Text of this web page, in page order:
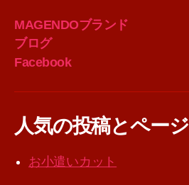
MAGENDOブランド
ブログ
Facebook
人気の投稿とページ
お小遣いカット